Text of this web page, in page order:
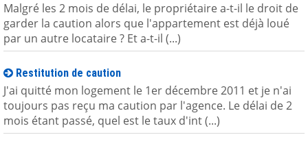
Malgré les 2 mois de délai, le propriétaire a-t-il le droit de
garder la caution alors que l'appartement est déjà loué
par un autre locataire ? Et a-t-il (...)
Restitution de caution
J'ai quitté mon logement le 1er décembre 2011 et je n'ai
toujours pas reçu ma caution par l'agence. Le délai de 2
mois étant passé, quel est le taux d'int (...)